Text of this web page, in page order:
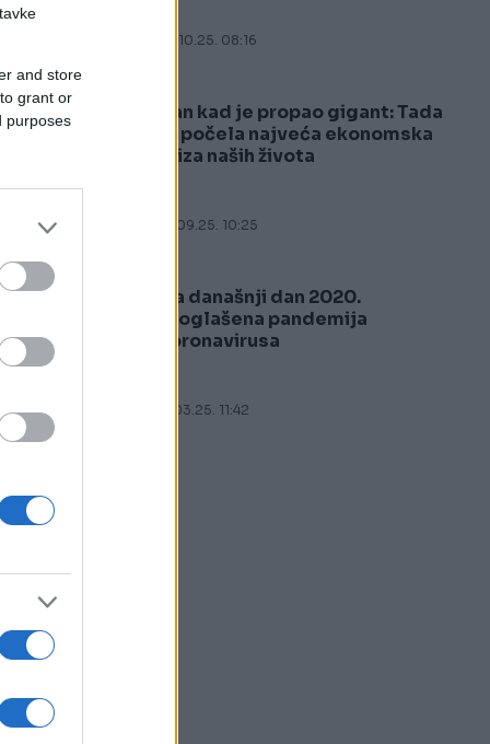
and store
grant or
purposes
27.10.25. 08:16
4
Dan kad je propao gigant: Tada
je počela najveća ekonomska
kriza naših života
15.09.25. 10:25
Na današnji dan 2020.
proglašena pandemija
koronavirusa
11.03.25. 11:42